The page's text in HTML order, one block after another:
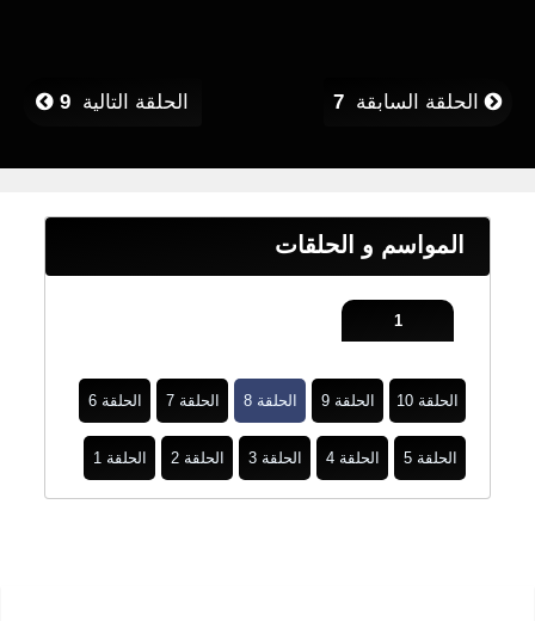
الحلقة السابقة 7 الحلقة التالية 9
المواسم و الحلقات
1
الحلقة 10 الحلقة 9 الحلقة 8 الحلقة 7 الحلقة 6
الحلقة 5 الحلقة 4 الحلقة 3 الحلقة 2 الحلقة 1